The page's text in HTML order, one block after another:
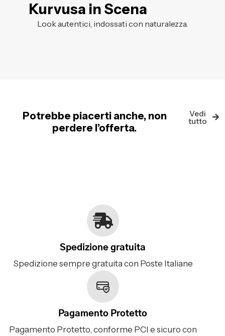
Kurvusa in Scena
Look autentici, indossati con naturalezza.
Potrebbe piacerti anche, non
perdere l’offerta.
Vedi
tutto
Spedizione gratuita
Spedizione sempre gratuita con Poste Italiane
Pagamento Protetto
Pagamento Protetto, conforme PCI e sicuro con